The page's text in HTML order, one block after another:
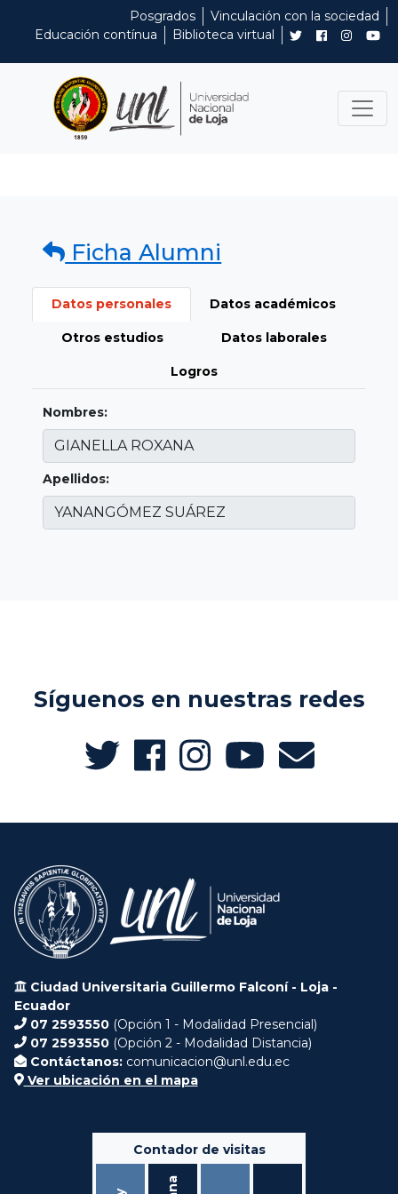
Posgrados
Vinculación con la sociedad
Educación contínua
Biblioteca virtual
Ficha Alumni
Datos personales Datos académicos
Otros estudios Datos laborales
Logros
Nombres:
Apellidos:
Síguenos en nuestras redes
Ciudad Universitaria Guillermo Falconí - Loja -
Ecuador
07 2593550 (Opción 1 - Modalidad Presencial)
07 2593550 (Opción 2 - Modalidad Distancia)
Contáctanos: comunicacion@unl.edu.ec
Ver ubicación en el mapa
Contador de visitas